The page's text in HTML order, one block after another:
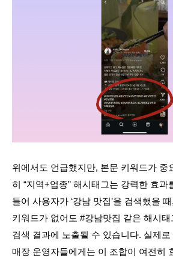
위에서도 언급했지만, 본문 키워드가 중
히 “지역+업종” 해시태그는 강력한 효과
들어 사용자가 ‘강남 맛집’을 검색했을
키워드가 없어도 #강남맛집 같은 해시태
검색 결과에 노출될 수 있습니다. 실제
매장 운영자들에게는 이 조합이 여전히